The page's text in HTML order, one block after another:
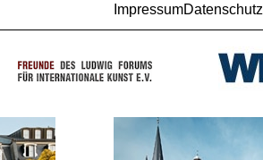
ImpressumDatenschutz